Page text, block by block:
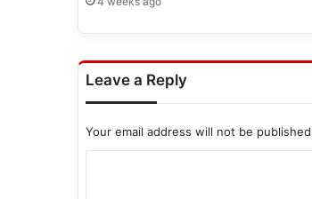
Leave a Reply
Your email address will not be